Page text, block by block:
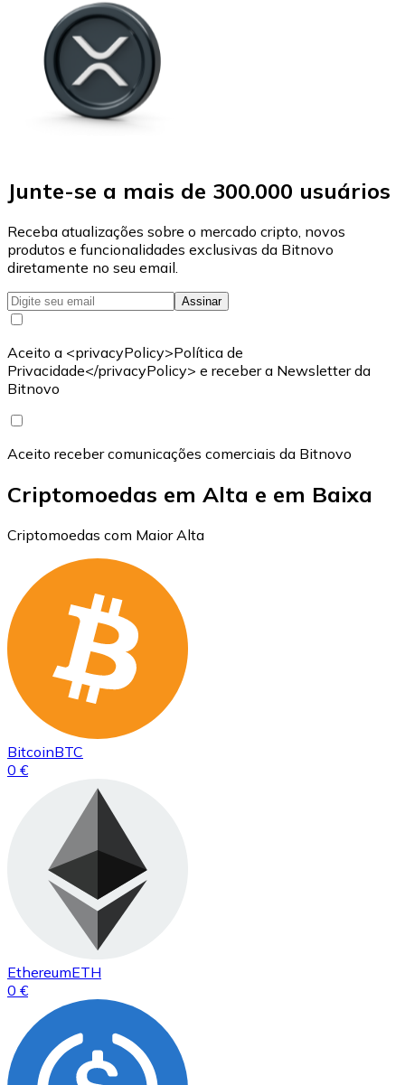
Junte-se a mais de 300.000 usuários
Receba atualizações sobre o mercado cripto, novos
produtos e funcionalidades exclusivas da Bitnovo
diretamente no seu email.
Assinar
Aceito a <privacyPolicy>Política de
Privacidade</privacyPolicy> e receber a Newsletter da
Bitnovo
Aceito receber comunicações comerciais da Bitnovo
Criptomoedas em Alta e em Baixa
Criptomoedas com Maior Alta
BitcoinBTC
0 €
EthereumETH
0 €